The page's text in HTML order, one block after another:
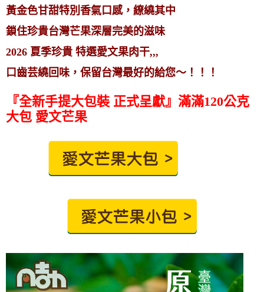
黃金色甘甜特別香氣口感，繚繞其中
鎖住珍貴台灣芒果深層完美的滋味
2026 夏季珍貴 特選愛文果肉干,,,
口齒芸繞回味，保留台灣最好的給您～！！！
『全新手提大包裝 正式呈獻』滿滿120公克
大包 愛文芒果